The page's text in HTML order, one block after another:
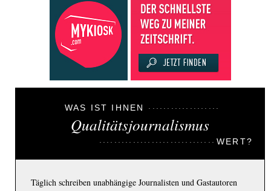
WAS IST IHNEN
Qualitätsjournalismus
WERT?
Täglich schreiben unabhängige Journalisten und Gastautoren